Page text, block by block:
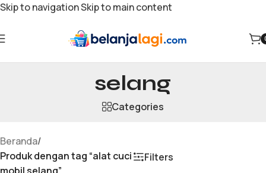
Skip to navigationSkip to main content
alat cuci mobil
selang
Categories
Beranda/
Produk dengan tag “alat cuci
Filters